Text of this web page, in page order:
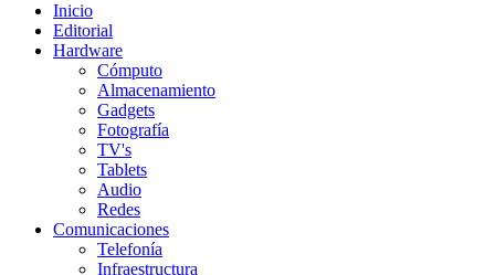
Inicio
Editorial
Hardware
Cómputo
Almacenamiento
Gadgets
Fotografía
TV's
Tablets
Audio
Redes
Comunicaciones
Telefonía
Infraestructura